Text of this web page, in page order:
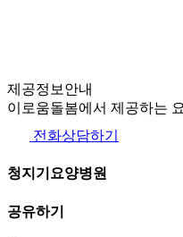
제공정보안내
이로움돌봄에서 제공하는
전화상담하기
청지기요양병원
공유하기